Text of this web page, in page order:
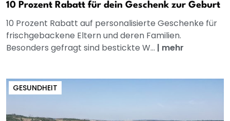
10 Prozent Rabatt für dein Geschenk zur Geburt
10 Prozent Rabatt auf personalisierte Geschenke für
frischgebackene Eltern und deren Familien.
Besonders gefragt sind bestickte W... | mehr
GESUNDHEIT